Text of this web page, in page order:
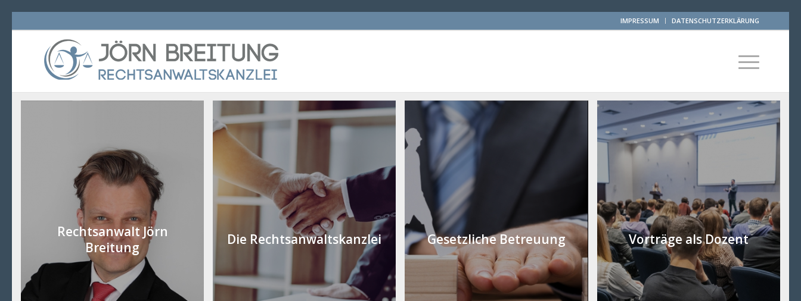
IMPRESSUM DATENSCHUTZERKLÄRUNG
Rechtsanwalt Jörn
Breitung
Die Rechtsanwaltskanzlei Gesetzliche Betreuung Vorträge als Dozent